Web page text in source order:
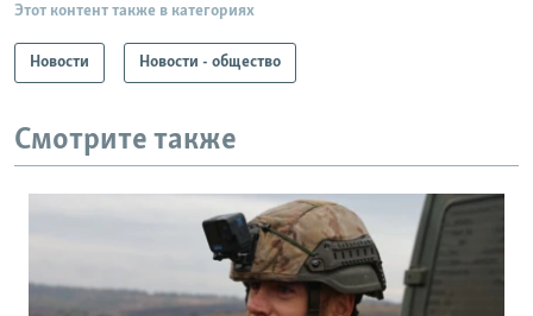
Этот контент также в категориях
Новости Новости - общество
Смотрите также